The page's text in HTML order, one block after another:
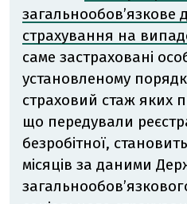
загальнообов’язкове
страхування на
саме застраховані
установленому
страховий стаж яких
що передували
безробітної,
місяців за даними